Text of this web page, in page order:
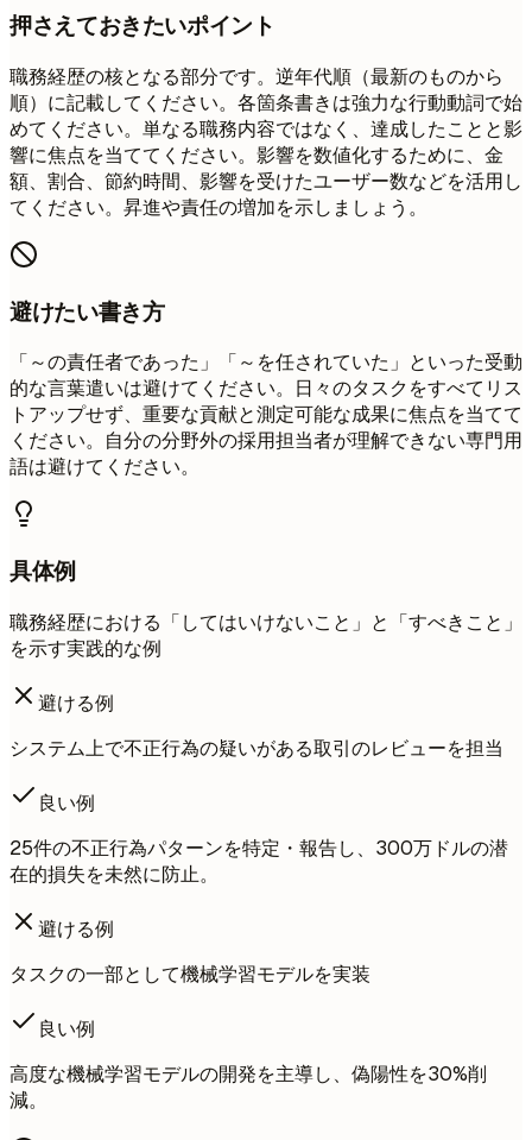
押さえておきたいポイント
職務経歴の核となる部分です。逆年代順（最新のものから
順）に記載してください。各箇条書きは強力な行動動詞で始
めてください。単なる職務内容ではなく、達成したことと影
響に焦点を当ててください。影響を数値化するために、金
額、割合、節約時間、影響を受けたユーザー数などを活用し
てください。昇進や責任の増加を示しましょう。
避けたい書き方
「～の責任者であった」「～を任されていた」といった受動
的な言葉遣いは避けてください。日々のタスクをすべてリス
トアップせず、重要な貢献と測定可能な成果に焦点を当てて
ください。自分の分野外の採用担当者が理解できない専門用
語は避けてください。
具体例
職務経歴における「してはいけないこと」と「すべきこと」
を示す実践的な例
避ける例
システム上で不正行為の疑いがある取引のレビューを担当
良い例
25件の不正行為パターンを特定・報告し、300万ドルの潜
在的損失を未然に防止。
避ける例
タスクの一部として機械学習モデルを実装
良い例
高度な機械学習モデルの開発を主導し、偽陽性を30%削
減。